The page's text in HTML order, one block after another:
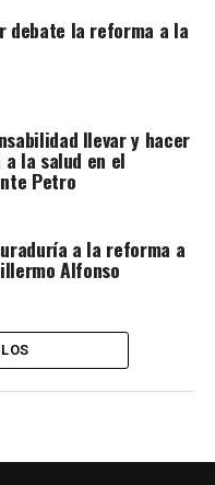
debate la reforma a la
llevar y hacer
la salud en el
Petro
a la reforma a
Alfonso